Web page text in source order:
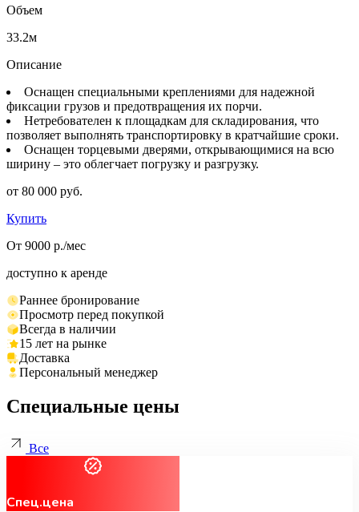
Объем
33.2м
Описание
Оснащен специальными креплениями для надежной
фиксации грузов и предотвращения их порчи.
Нетребователен к площадкам для складирования, что
позволяет выполнять транспортировку в кратчайшие сроки.
Оснащен торцевыми дверями, открывающимися на всю
ширину – это облегчает погрузку и разгрузку.
от 80 000 руб.
Купить
От 9000 р./мес
доступно к аренде
Раннее бронирование
Просмотр перед покупкой
Всегда в наличии
15 лет на рынке
Доставка
Персональный менеджер
Специальные цены
Все
Спец.цена